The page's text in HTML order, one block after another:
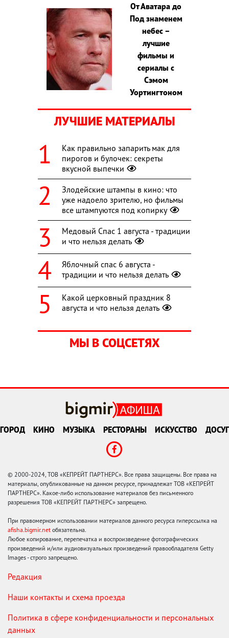
От Аватара до
Под знаменем
небес –
лучшие
фильмы и
сериалы с
Сэмом
Уортингтоном
ЛУЧШИЕ МАТЕРИАЛЫ
Как правильно запарить мак для
пирогов и булочек: секреты
вкусной выпечки
Злодейские штампы в кино: что
уже надоело зрителю, но фильмы
все штампуются под копирку
Медовый Спас 1 августа - традиции
и что нельзя делать
Яблочный спас 6 августа -
традиции и что нельзя делать
Какой церковный праздник 8
августа и что нельзя делать
МЫ В СОЦСЕТЯХ
ГОРОД КИНО МУЗЫКА РЕСТОРАНЫ ИСКУССТВО ДОСУГ
© 2000-2024, ТОВ «КЕПРЕЙТ ПАРТНЕРС». Все права защищены. Все права на
материалы, опубликованные на данном ресурсе, принадлежат ТОВ «КЕПРЕЙТ
ПАРТНЕРС». Какое-либо использование материалов без письменного
разрешения ТОВ «КЕПРЕЙТ ПАРТНЕРС» запрещено.
При правомерном использовании материалов данного ресурса гиперссылка на
afisha.bigmir.net обязательна.
Любое копирование, перепечатка и воспроизведение фотографических
произведений и/или аудиовизуальных произведений правообладателя Getty
Images - строго запрещено.
Редакция
Наши контакты и схема проезда
Политика в сфере конфиденциальности и персональных
данных